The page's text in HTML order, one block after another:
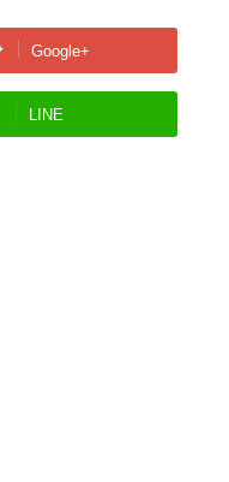
Google+
LINE